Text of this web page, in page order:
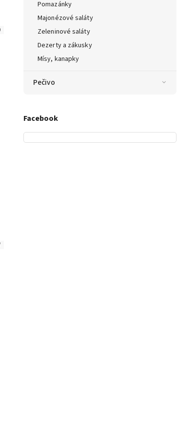
Pomazánky
Majonézové saláty
Zeleninové saláty
Dezerty a zákusky
Mísy, kanapky
Pečivo
Facebook